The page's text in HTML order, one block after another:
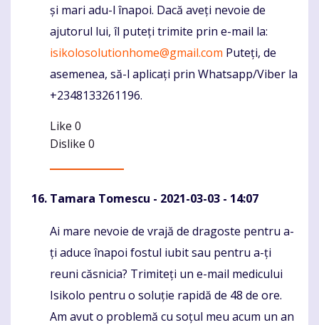
și mari adu-l înapoi. Dacă aveți nevoie de
ajutorul lui, îl puteți trimite prin e-mail la:
isikolosolutionhome@gmail.com Puteți, de
asemenea, să-l aplicați prin Whatsapp/Viber la
+2348133261196.
Like 0
Dislike 0
Tamara Tomescu - 2021-03-03 - 14:07
Komentaras
Ai mare nevoie de vrajă de dragoste pentru a-
ți aduce înapoi fostul iubit sau pentru a-ți
reuni căsnicia? Trimiteți un e-mail medicului
Isikolo pentru o soluție rapidă de 48 de ore.
Am avut o problemă cu soțul meu acum un an